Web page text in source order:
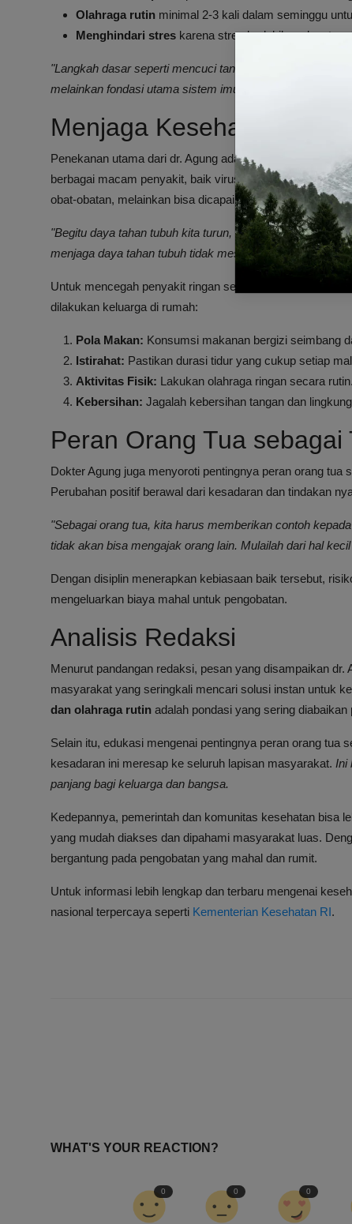
Olahraga rutin minimal 2-3 kali dalam seminggu
Menghindari stres karena stres berlebihan dapat
"Langkah dasar seperti mencuci tangan, konsumsi
melainkan fondasi utama sistem imun kita,"
Menjaga Kesehatan
Penekanan utama dari dr. Agung adalah bahwa daya
berbagai macam penyakit, baik virus maupun bakteri.
obat-obatan, melainkan bisa dicapai melalui kebiasaan
"Begitu daya tahan tubuh kita turun, apapun itu virus,
menjaga daya tahan tubuh tidak mesti dengan obat,"
Untuk mencegah penyakit ringan seperti flu, batuk, atau
dilakukan keluarga di rumah:
Pola Makan: Konsumsi makanan bergizi seimbang
Istirahat: Pastikan durasi tidur yang cukup setiap
Aktivitas Fisik: Lakukan olahraga ringan secara rutin.
Kebersihan: Jagalah kebersihan tangan dan
Peran Orang Tua
Dokter Agung juga menyoroti pentingnya peran orang
Perubahan positif berawal dari kesadaran dan tindakan
"Sebagai orang tua, kita harus memberikan contoh
tidak akan bisa mengajak orang lain. Mulailah dari hal
Dengan disiplin menerapkan kebiasaan baik tersebut,
mengeluarkan biaya mahal untuk pengobatan.
Analisis Redaksi
Menurut pandangan redaksi, pesan yang disampaikan
masyarakat yang seringkali mencari solusi instan untuk
dan olahraga rutin adalah pondasi yang sering
Selain itu, edukasi mengenai pentingnya peran orang tua
kesadaran ini meresap ke seluruh lapisan masyarakat. Ini
panjang bagi keluarga dan bangsa.
Kedepannya, pemerintah dan komunitas kesehatan bisa
yang mudah diakses dan dipahami masyarakat luas.
bergantung pada pengobatan yang mahal dan rumit.
Untuk informasi lebih lengkap dan terbaru mengenai
nasional terpercaya seperti Kementerian Kesehatan RI.
WHAT'S YOUR REACTION?
0 0 0